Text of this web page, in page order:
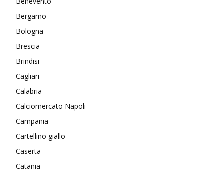
Bergamo
Bologna
Brescia
Brindisi
Cagliari
Calabria
Calciomercato Napoli
Campania
Cartellino giallo
Caserta
Catania